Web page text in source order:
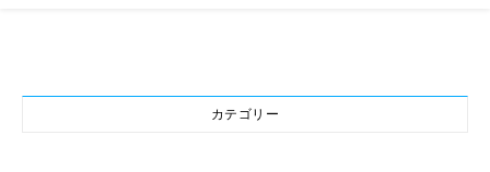
カテゴリー